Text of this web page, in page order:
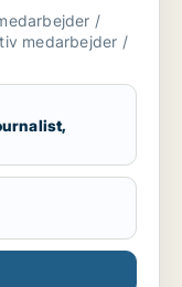
/
medarbejder /